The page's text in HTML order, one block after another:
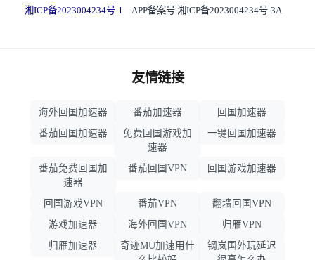
湘ICP备2023004234号-1 APP备案号 湘ICP备2023004234号-3A
友情链接
海外回国加速器 番茄加速器
回国加速器
番茄回国加速器
免费回国游戏加
速器
一键回国加速器
番茄免费回国加
速器
番茄回国VPN 回国游戏加速器
回国游戏VPN 番茄VPN
翻墙回国VPN
游戏加速器
海外回国VPN
归雁VPN
归雁加速器
奇迹MU加速用什
钢岚国外玩延迟